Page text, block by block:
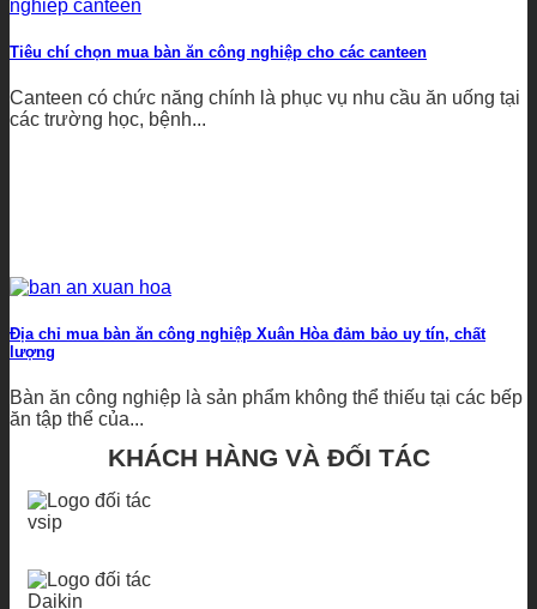
Tiêu chí chọn mua bàn ăn công nghiệp cho các canteen
Canteen có chức năng chính là phục vụ nhu cầu ăn uống tại
các trường học, bệnh...
Địa chỉ mua bàn ăn công nghiệp Xuân Hòa đảm bảo uy tín, chất
lượng
Bàn ăn công nghiệp là sản phẩm không thể thiếu tại các bếp
ăn tập thể của...
KHÁCH HÀNG VÀ ĐỐI TÁC